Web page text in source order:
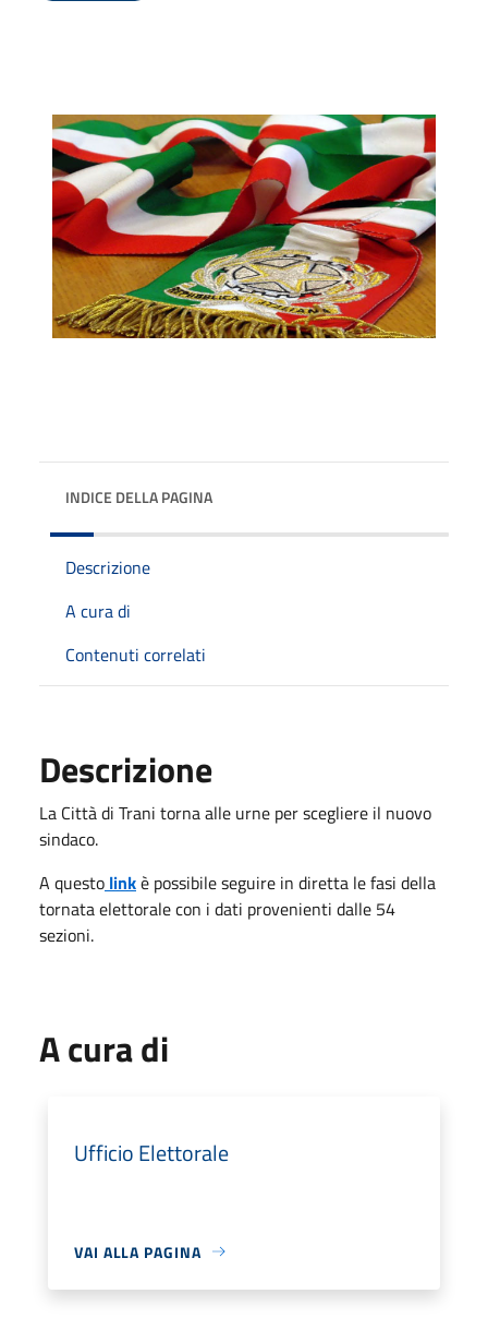
INDICE DELLA PAGINA
Descrizione
A cura di
Contenuti correlati
Descrizione
La Città di Trani torna alle urne per scegliere il nuovo
sindaco.
A questo linkè possibile seguire in diretta le fasi della
tornata elettorale con i dati provenienti dalle 54
sezioni.
A cura di
Ufficio Elettorale
VAI ALLA PAGINA